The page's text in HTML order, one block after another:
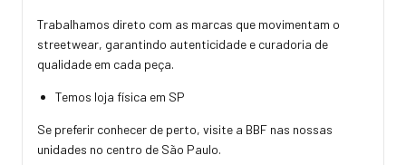
Trabalhamos direto com as marcas que movimentam o
streetwear, garantindo autenticidade e curadoria de
qualidade em cada peça.
Temos loja física em SP
Se preferir conhecer de perto, visite a BBF nas nossas
unidades no centro de São Paulo.